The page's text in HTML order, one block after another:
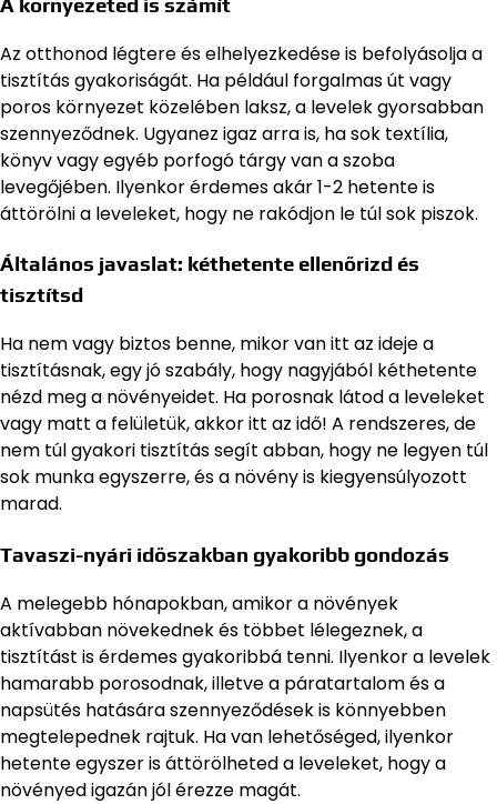
Az otthonod légtere és elhelyezkedése is befolyásolja a
tisztítás gyakoriságát. Ha például forgalmas út vagy
poros környezet közelében laksz, a levelek gyorsabban
szennyeződnek. Ugyanez igaz arra is, ha sok textília,
könyv vagy egyéb porfogó tárgy van a szoba
levegőjében. Ilyenkor érdemes akár 1-2 hetente is
áttörölni a leveleket, hogy ne rakódjon le túl sok piszok.
Általános javaslat: kéthetente ellenőrizd és
tisztítsd
Ha nem vagy biztos benne, mikor van itt az ideje a
tisztításnak, egy jó szabály, hogy nagyjából kéthetente
nézd meg a növényeidet. Ha porosnak látod a leveleket
vagy matt a felületük, akkor itt az idő! A rendszeres, de
nem túl gyakori tisztítás segít abban, hogy ne legyen túl
sok munka egyszerre, és a növény is kiegyensúlyozott
marad.
Tavaszi-nyári időszakban gyakoribb gondozás
A melegebb hónapokban, amikor a növények
aktívabban növekednek és többet lélegeznek, a
tisztítást is érdemes gyakoribbá tenni. Ilyenkor a levelek
hamarabb porosodnak, illetve a páratartalom és a
napsütés hatására szennyeződések is könnyebben
megtelepednek rajtuk. Ha van lehetőséged, ilyenkor
hetente egyszer is áttörölheted a leveleket, hogy a
növényed igazán jól érezze magát.